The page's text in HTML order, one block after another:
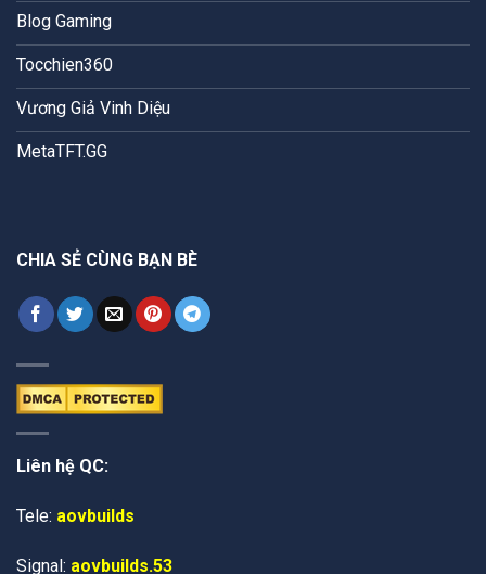
Blog Gaming
Tocchien360
Vương Giả Vinh Diệu
MetaTFT.GG
CHIA SẺ CÙNG BẠN BÈ
Liên hệ QC:
Tele: aovbuilds
Signal: aovbuilds.53